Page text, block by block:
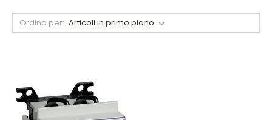
Ordina per: